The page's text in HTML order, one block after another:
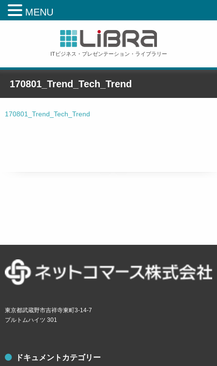
ITビジネス・プレゼンテーション・ライブラリー
170801_Trend_Tech_Trend
ホーム » 170801_Trend_Tech_Trend
170801_Trend_Tech_Trend
東京都武蔵野市吉祥寺東町3-14-7
プルトムハイツ 301
ドキュメントカテゴリー
MENU